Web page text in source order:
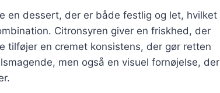
en dessert, der er både festlig og let, hvilket
Citronsyren giver en friskhed, der
tilføjer en cremet konsistens, der gør retten
men også en visuel fornøjelse, der